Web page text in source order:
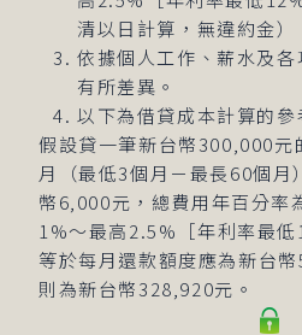
清以日計算，無違約金）
依據個人工作、薪水及
有所差異。
以下為借貸成本計算的參
假設貸一筆新台幣300,000元
月（最低3個月－最長60個月
幣6,000元，總費用年百分率
1%～最高2.5%［年利率最低
等於每月還款額度應為新台
則為新台幣328,920元。